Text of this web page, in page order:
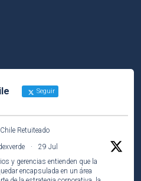
Seguir
Retuiteado
·
29 Jul
y gerencias entienden que la
encapsulada en un área